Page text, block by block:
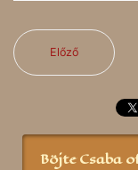
Előző
Böjte Csaba